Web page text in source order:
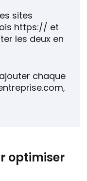
sites
https:// et
les deux en
chaque
optimiser